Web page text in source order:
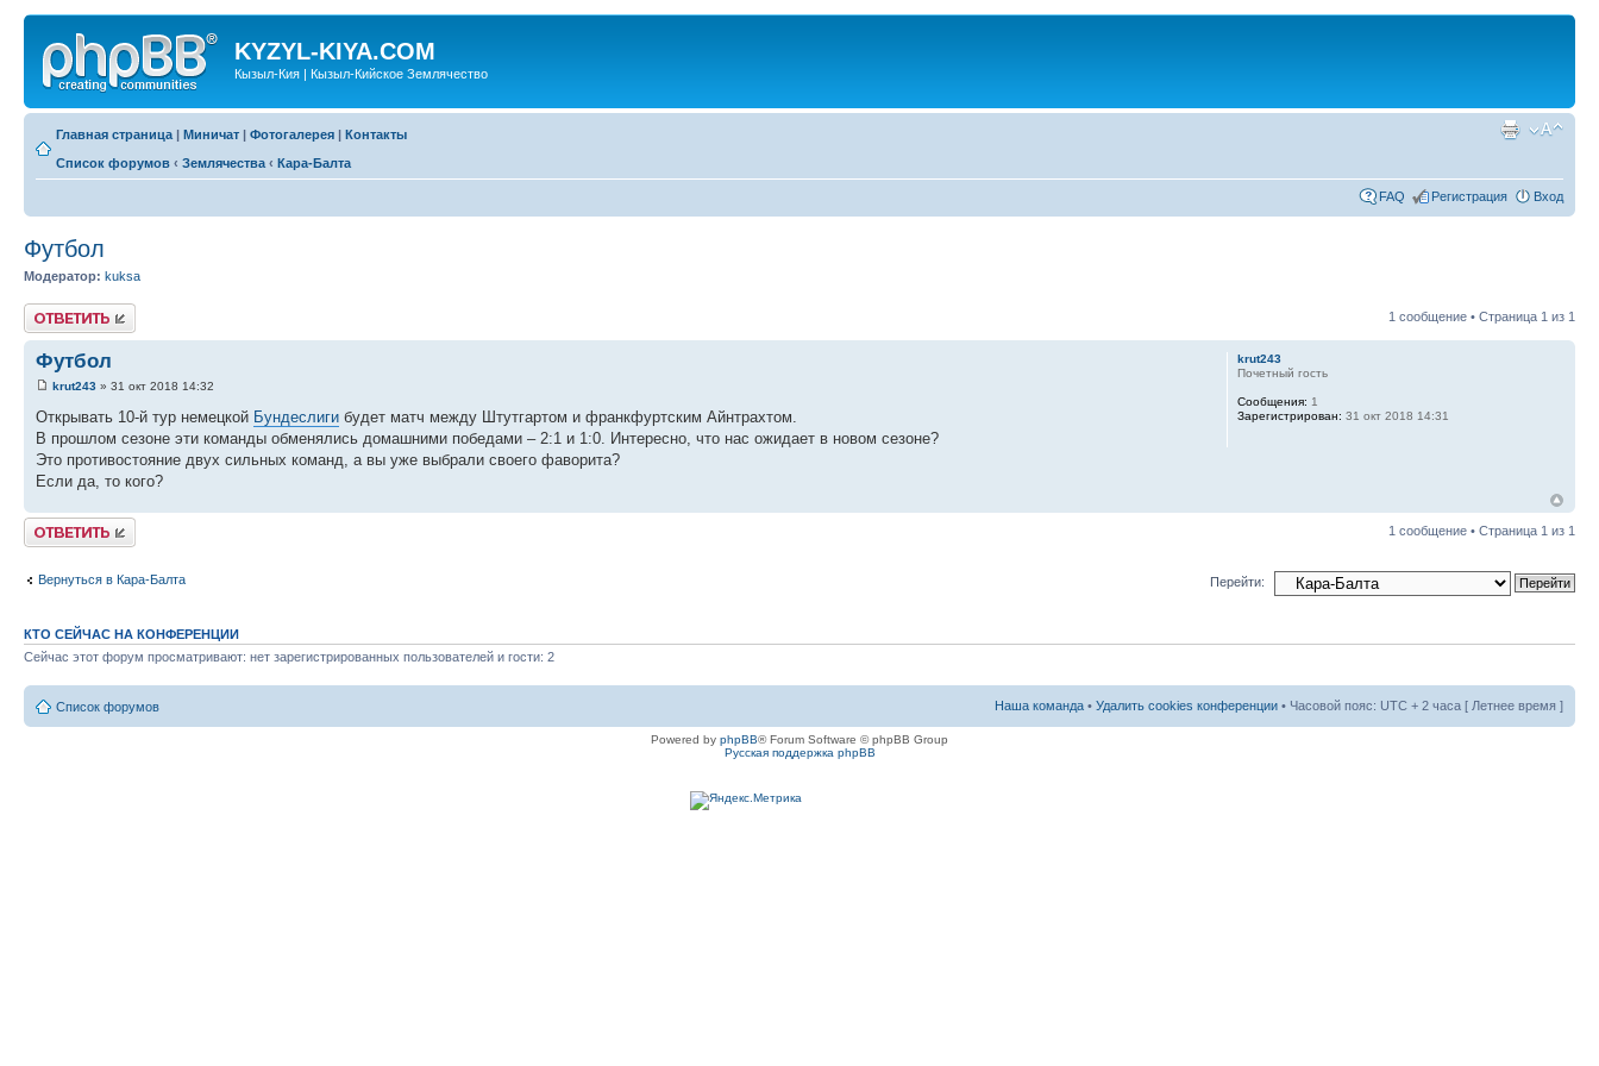
KYZYL-KIYA.COM
Кызыл-Кия | Кызыл-Кийское Землячество
Главная страница | Миничат | Фотогалерея | Контакты
Список форумов ‹ Землячества ‹ Кара-Балта
FAQ Регистрация Вход
Футбол
Модератор: kuksa
Ответить 1 сообщение • Страница 1 из 1
Футбол
krut243 » 31 окт 2018 14:32
Открывать 10-й тур немецкой Бундеслиги будет матч между Штутгартом и франкфуртским Айнтрахтом.
В прошлом сезоне эти команды обменялись домашними победами – 2:1 и 1:0. Интересно, что нас ожидает в новом сезоне?
Это противостояние двух сильных команд, а вы уже выбрали своего фаворита?
Если да, то кого?
krut243
Почетный гость
Сообщения: 1
Зарегистрирован: 31 окт 2018 14:31
Ответить 1 сообщение • Страница 1 из 1
Вернуться в Кара-Балта Перейти:
КТО СЕЙЧАС НА КОНФЕРЕНЦИИ
Сейчас этот форум просматривают: нет зарегистрированных пользователей и гости: 2
Список форумов Наша команда • Удалить cookies конференции • Часовой пояс: UTC + 2 часа [ Летнее время ]
Powered by phpBB® Forum Software © phpBB Group
Русская поддержка phpBB